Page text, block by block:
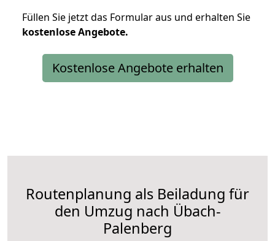
Füllen Sie jetzt das Formular aus und erhalten Sie
kostenloseAngebote.
Kostenlose Angebote erhalten
Routenplanung als Beiladung für
den Umzug nach Übach-
Palenberg